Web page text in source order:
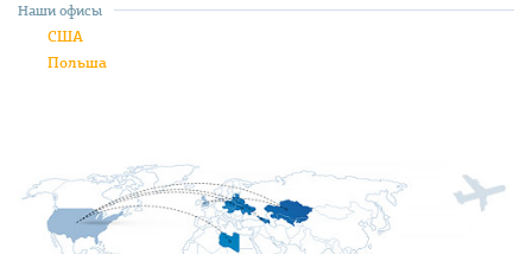
Наши офисы
США
Польша